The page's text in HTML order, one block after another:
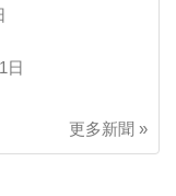
日
更多新聞 »